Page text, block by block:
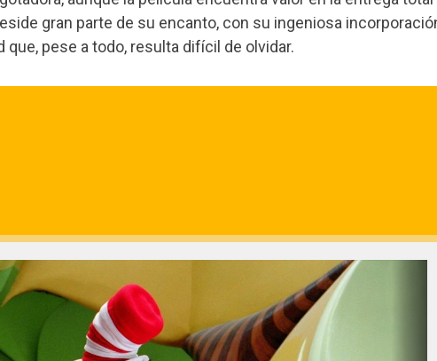
gran parte de su encanto, con su ingeniosa
pese a todo, resulta difícil de olvidar.